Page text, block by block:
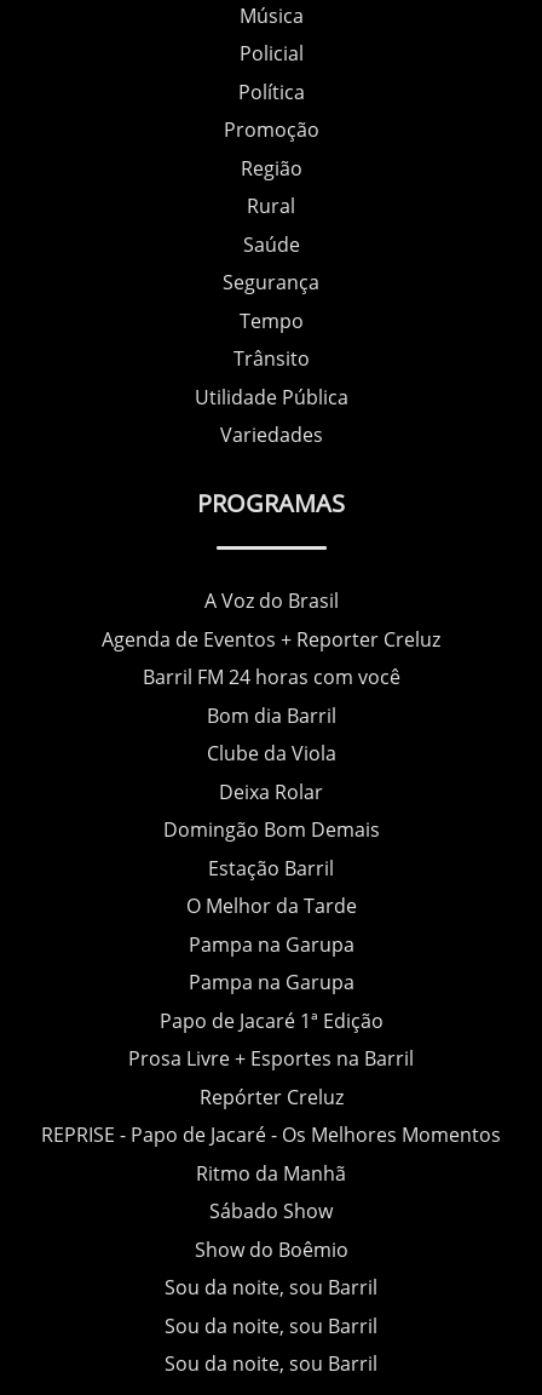
Música
Policial
Política
Promoção
Região
Rural
Saúde
Segurança
Tempo
Trânsito
Utilidade Pública
Variedades
PROGRAMAS
A Voz do Brasil
Agenda de Eventos + Reporter Creluz
Barril FM 24 horas com você
Bom dia Barril
Clube da Viola
Deixa Rolar
Domingão Bom Demais
Estação Barril
O Melhor da Tarde
Pampa na Garupa
Pampa na Garupa
Papo de Jacaré 1ª Edição
Prosa Livre + Esportes na Barril
Repórter Creluz
REPRISE - Papo de Jacaré - Os Melhores Momentos
Ritmo da Manhã
Sábado Show
Show do Boêmio
Sou da noite, sou Barril
Sou da noite, sou Barril
Sou da noite, sou Barril